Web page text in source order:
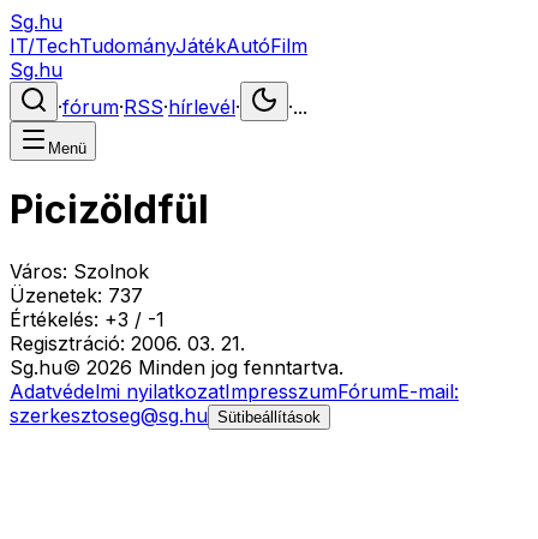
Sg.hu
IT/TechTudományJátékAutóFilm
Sg.hu
·fórum·RSS·hírlevél· ·...
Menü
Picizöldfül
Város: Szolnok
Üzenetek: 737
Értékelés: +3 / -1
Regisztráció: 2006. 03. 21.
Sg.hu© 2026 Minden jog fenntartva.
Adatvédelmi nyilatkozatImpresszumFórumE-mail:
szerkesztoseg@sg.hu Sütibeállítások